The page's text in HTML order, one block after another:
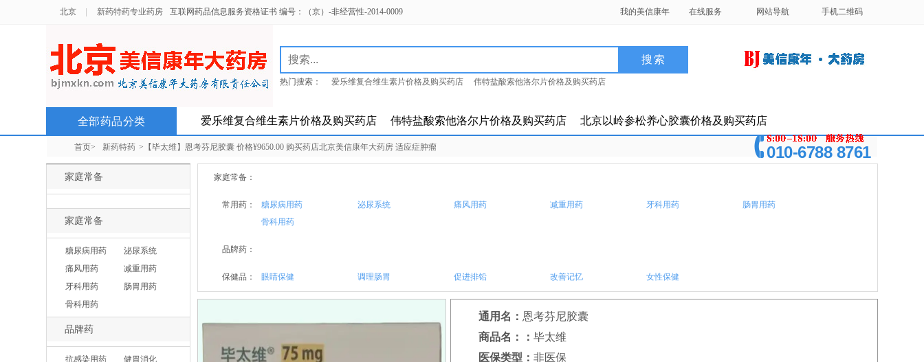
北京 新药特药专业药房 互联网药品信息服务资格证书 编号：（京）-非经营性-2014-0009 我的美信康年 在线服务 网站导航 手机二维码
热门搜索： 爱乐维复合维生素片价格及购买药店
伟特盐酸索他洛尔片价格及购买药店
全部药品分类 爱乐维复合维生素片价格及购买药店 伟特盐酸索他洛尔片价格及购买药店 北京以岭参松养心胶囊价格及购买药店
010-6788 8761
首页> 新药特药 >【毕太维】恩考芬尼胶囊 价格¥9650.00 购买药店北京美信康年大药房 适应症肿瘤
家庭常备
家庭常备
糖尿病用药
泌尿系统
痛风用药
减重用药
牙科用药
肠胃用药
骨科用药
品牌药
抗感染用药
健胃消化
家庭常备：
常用药： 糖尿病用药 泌尿系统 痛风用药 减重用药 牙科用药
肠胃用药
骨科用药
品牌药：
保健品： 眼睛保健 调理肠胃 促进排铅 改善记忆 女性保健
通用名： 恩考芬尼胶囊
商品名：： 毕太维
医保类型： 非医保